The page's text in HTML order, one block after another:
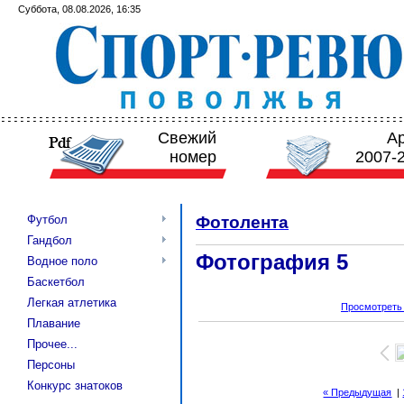
Суббота, 08.08.2026, 16:35
Свежий
номер
2007-
Футбол
Гандбол
Водное поло
Баскетбол
Легкая атлетика
Плавание
Прочее...
Персоны
Конкурс знатоков
Фотолента
Фотография 5
« Предыдущая |